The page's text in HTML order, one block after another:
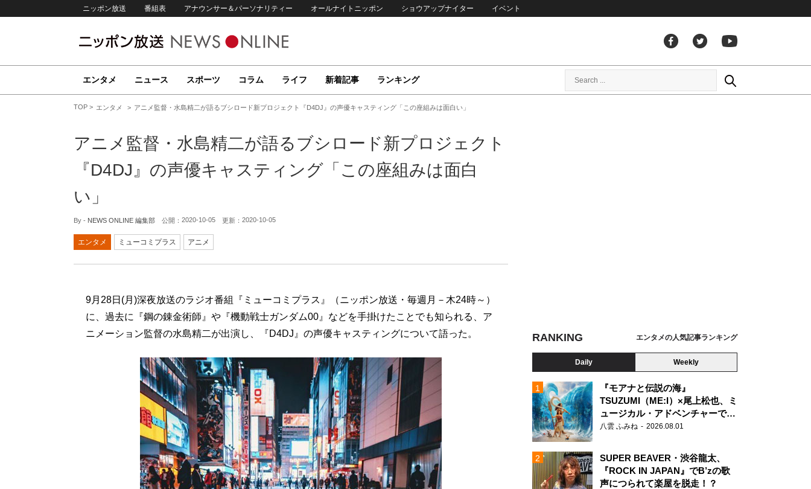
ニッポン放送 番組表 アナウンサー＆パーソナリティー オールナイトニッポン ショウアップナイター イベント
エンタメ ニュース スポーツ コラム ライフ 新着記事 ランキング
TOP エンタメ アニメ監督・水島精二が語るブシロード新プロジェクト『D4DJ』の声優キャスティング「この座組みは面白い」
アニメ監督・水島精二が語るブシロード新プロジェクト
『D4DJ』の声優キャスティング「この座組みは面白
い」
By - NEWS ONLINE 編集部 公開： 2020-10-05 更新： 2020-10-05
エンタメ ミューコミプラス アニメ
9月28日(月)深夜放送のラジオ番組『ミューコミプラス』（ニッポン放送・毎週月－木24時～）
に、過去に『鋼の錬金術師』や『機動戦士ガンダム00』などを手掛けたことでも知られる、ア
ニメーション監督の水島精二が出演し、『D4DJ』の声優キャスティングについて語った。
RANKING エンタメの人気記事ランキング
Daily Weekly
『モアナと伝説の海』
TSUZUMI（ME:I）×尾上松也、ミ
ュージカル・アドベンチャーで美
声を響かせる
八雲 ふみね 2026.08.01
SUPER BEAVER・渋谷龍太、
『ROCK IN JAPAN』でB’zの歌
声につられて楽屋を脱走！？